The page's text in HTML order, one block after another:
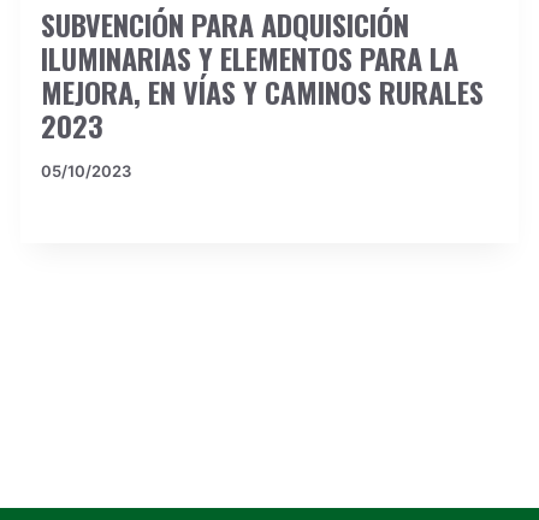
SUBVENCIÓN PARA ADQUISICIÓN
ILUMINARIAS Y ELEMENTOS PARA LA
MEJORA, EN VÍAS Y CAMINOS RURALES
2023
05/10/2023